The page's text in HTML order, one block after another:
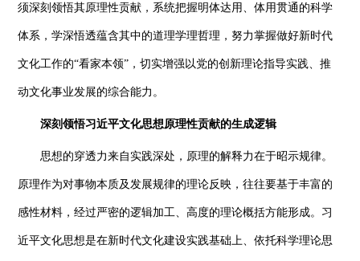
须深刻领悟其原理性贡献，系统把握明体达用、体用贯通的科学
体系，学深悟透蕴含其中的道理学理哲理，努力掌握做好新时代
文化工作的“看家本领”，切实增强以党的创新理论指导实践、推
动文化事业发展的综合能力。
深刻领悟习近平文化思想原理性贡献的生成逻辑
思想的穿透力来自实践深处，原理的解释力在于昭示规律。
原理作为对事物本质及发展规律的理论反映，往往要基于丰富的
感性材料，经过严密的逻辑加工、高度的理论概括方能形成。习
近平文化思想是在新时代文化建设实践基础上、依托科学理论思